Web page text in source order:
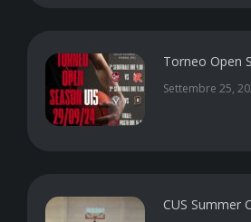
Torneo Open
Settembre 25,
CUS Summer